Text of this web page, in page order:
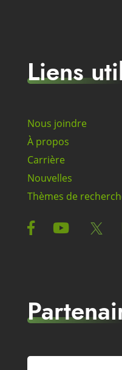
Liens
Nous joindre
À propos
Carrière
Nouvelles
Thèmes de